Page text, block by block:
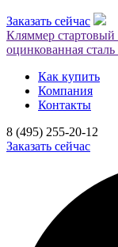
Заказать сейчас
Кляммер
оцинкованная
Как купить
Компания
Контакты
8 (495) 255-20-12
Заказать сейчас